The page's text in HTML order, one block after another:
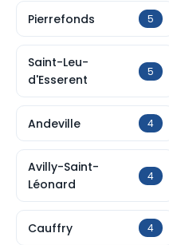
Pierrefonds 5
Saint-Leu-
d'Esserent
5
Andeville 4
Avilly-Saint-
Léonard
4
Cauffry 4